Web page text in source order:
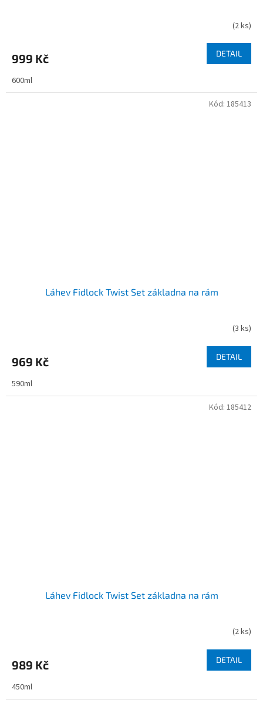
(2 ks)
999 Kč DETAIL
600ml
Láhev Fidlock Twist Set základna na rám
(3 ks)
969 Kč DETAIL
590ml
Kód: 185413
Láhev Fidlock Twist Set základna na rám
(2 ks)
989 Kč DETAIL
450ml
Kód: 185412